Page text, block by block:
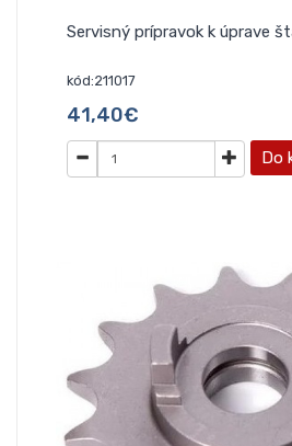
Servisný prípravok k úprave
kód:211017
41,40€
Do